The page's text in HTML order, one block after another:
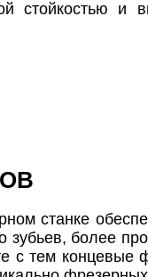
стойкостью и
станке
более
с тем